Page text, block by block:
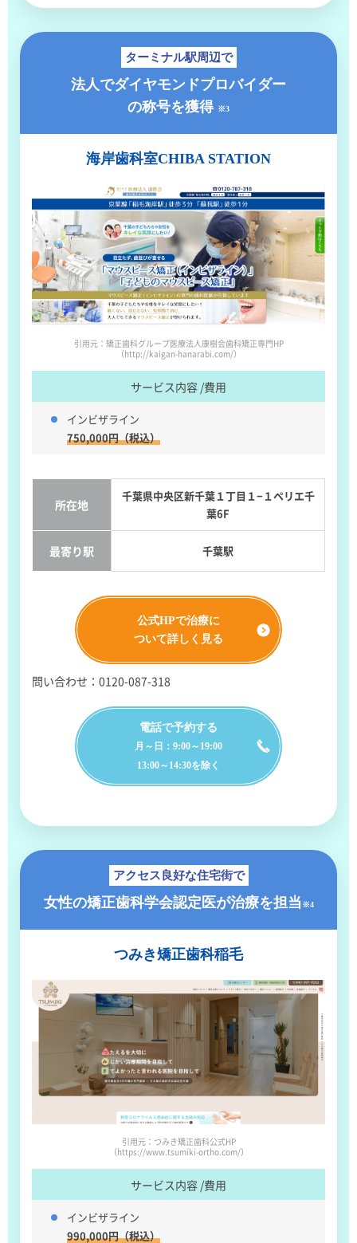
ターミナル駅周辺で
法人でダイヤモンドプロバイダー
の称号を獲得 ※3
海岸歯科室CHIBA STATION
引用元：矯正歯科グループ医療法人康樹会歯科矯正専門HP
（http://kaigan-hanarabi.com/）
サービス内容 /費用
インビザライン
750,000円（税込）
所在地
千葉県中央区新千葉１丁目１−１ペリエ千
葉6F
最寄り駅 千葉駅
公式HPで治療に
ついて詳しく見る
問い合わせ：0120-087-318
電話で予約する
月～日：9:00～19:00
13:00～14:30を除く
アクセス良好な住宅街で
女性の矯正歯科学会認定医が治療を担当 ※4
つみき矯正歯科稲毛
引用元：つみき矯正歯科公式HP
（https://www.tsumiki-ortho.com/）
サービス内容 /費用
インビザライン
990,000円（税込）